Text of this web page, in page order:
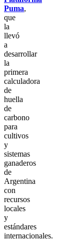
Puma,
que
la
llevó
a
desarrollar
la
primera
calculadora
de
huella
de
carbono
para
cultivos
y
sistemas
ganaderos
de
Argentina
con
recursos
locales
y
estándares
internacionales.